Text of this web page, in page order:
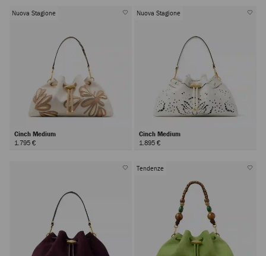
Nuova Stagione
Cinch Medium
1.795 €
Nuova Stagione
Cinch Medium
1.895 €
Tendenze